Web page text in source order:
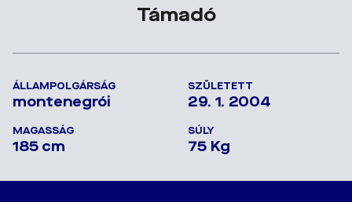
Támadó
ÁLLAMPOLGÁRSÁG
montenegrói
SZÜLETETT
29. 1. 2004
MAGASSÁG
185 cm
SÚLY
75 Kg